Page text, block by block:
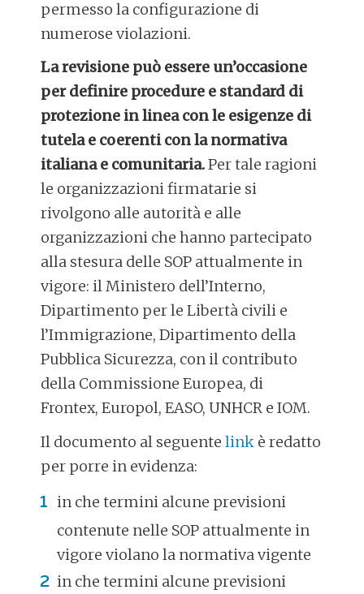
permesso la configurazione di
numerose violazioni.
La revisione può essere un’occasione
per definire procedure e standard di
protezione in linea con le esigenze di
tutela e coerenti con la normativa
italiana e comunitaria.Per tale ragioni
le organizzazioni firmatarie si
rivolgono alle autorità e alle
organizzazioni che hanno partecipato
alla stesura delle SOP attualmente in
vigore: il Ministero dell’Interno,
Dipartimento per le Libertà civili e
l’Immigrazione, Dipartimento della
Pubblica Sicurezza, con il contributo
della Commissione Europea, di
Frontex, Europol, EASO, UNHCR e IOM.
Il documento al seguentelink è redatto
per porre in evidenza:
in che termini alcune previsioni
contenute nelle SOP attualmente in
vigore violano la normativa vigente
in che termini alcune previsioni